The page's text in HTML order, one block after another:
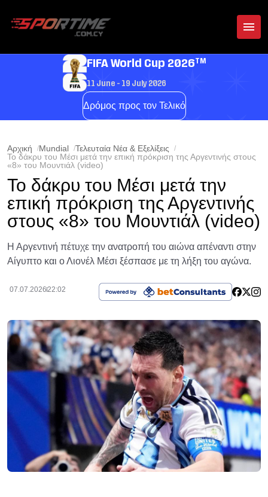
FIFA World Cup 2026TM
11 June - 19 July 2026
Δρόμος προς τον Τελικό
Αρχική Mundial
Τελευταία Νέα & Εξελίξεις
Το δάκρυ του Μέσι μετά την επική πρόκριση της Αργεντινής στους
«8» του Μουντιάλ (video)
Το δάκρυ του Μέσι μετά την
επική πρόκριση της Αργεντινής
στους «8» του Μουντιάλ (video)
Η Αργεντινή πέτυχε την ανατροπή του αιώνα απέναντι στην
Αίγυπτο και ο Λιονέλ Μέσι ξέσπασε με τη λήξη του αγώνα.
07.07.2026 22:02